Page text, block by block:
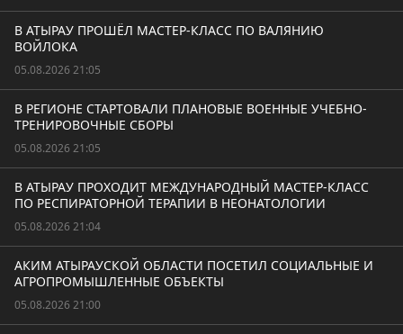
В АТЫРАУ ПРОШЁЛ МАСТЕР-КЛАСС ПО ВАЛЯНИЮ
ВОЙЛОКА
05.08.2026 21:05
В РЕГИОНЕ СТАРТОВАЛИ ПЛАНОВЫЕ ВОЕННЫЕ УЧЕБНО-
ТРЕНИРОВОЧНЫЕ СБОРЫ
05.08.2026 21:05
В АТЫРАУ ПРОХОДИТ МЕЖДУНАРОДНЫЙ МАСТЕР-КЛАСС
ПО РЕСПИРАТОРНОЙ ТЕРАПИИ В НЕОНАТОЛОГИИ
05.08.2026 21:04
АКИМ АТЫРАУСКОЙ ОБЛАСТИ ПОСЕТИЛ СОЦИАЛЬНЫЕ И
АГРОПРОМЫШЛЕННЫЕ ОБЪЕКТЫ
05.08.2026 21:00